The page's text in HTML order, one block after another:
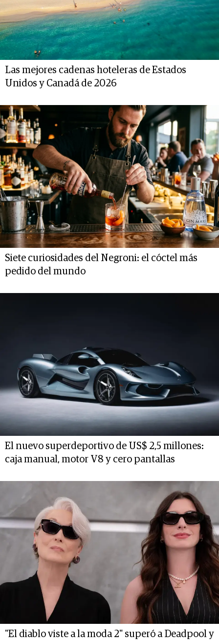
Las mejores cadenas hoteleras de Estados
Unidos y Canadá de 2026
Siete curiosidades del Negroni: el cóctel más
pedido del mundo
El nuevo superdeportivo de US$ 2,5 millones:
caja manual, motor V8 y cero pantallas
"El diablo viste a la moda 2" superó a Deadpool y